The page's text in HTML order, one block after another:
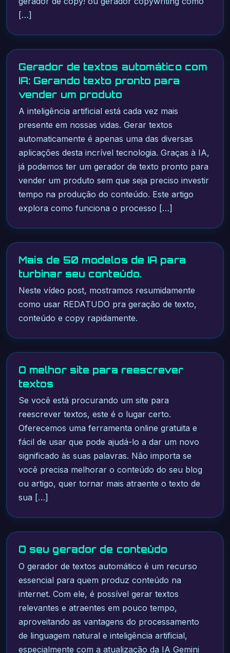
[…]
Gerador de textos automático com
IA: Gerando texto pronto para
vender um produto
A inteligência artificial está cada vez mais
presente em nossas vidas. Gerar textos
automaticamente é apenas uma das diversas
aplicações desta incrível tecnologia. Graças à IA,
já podemos ter um gerador de texto pronto para
vender um produto sem que seja preciso investir
tempo na produção do conteúdo. Este artigo
explora como funciona o processo […]
Mais de 50 modelos de IA para
turbinar seu conteúdo.
Neste vídeo post, mostramos resumidamente
como usar REDATUDO pra geração de texto,
conteúdo e copy rapidamente.
O melhor site para reescrever
textos
Se você está procurando um site para
reescrever textos, este é o lugar certo.
Oferecemos uma ferramenta online gratuita e
fácil de usar que pode ajudá-lo a dar um novo
significado às suas palavras. Não importa se
você precisa melhorar o conteúdo do seu blog
ou artigo, quer tornar mais atraente o texto de
sua […]
O seu gerador de conteúdo
O gerador de textos automático é um recurso
essencial para quem produz conteúdo na
internet. Com ele, é possível gerar textos
relevantes e atraentes em pouco tempo,
aproveitando as vantagens do processamento
de linguagem natural e inteligência artificial,
especialmente com a atualização da IA Gemini